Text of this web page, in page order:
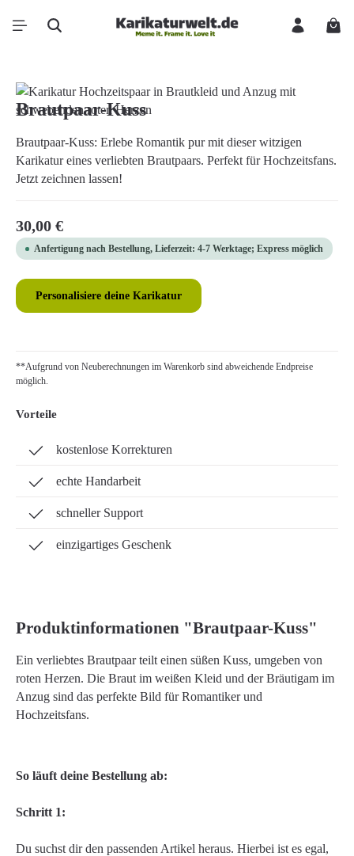
Zum Hauptinhalt springen
Bildergalerie überspringen
Brautpaar-Kuss
Brautpaar-Kuss: Erlebe Romantik pur mit dieser witzigen
Karikatur eines verliebten Brautpaars. Perfekt für Hochzeitsfans.
Jetzt zeichnen lassen!
Regulärer Preis:
30,00 €
Anfertigung nach Bestellung, Lieferzeit: 4-7 Werktage; Express möglich
Personalisiere deine Karikatur
**Aufgrund von Neuberechnungen im Warenkorb sind abweichende Endpreise
möglich.
Vorteile
kostenlose Korrekturen
echte Handarbeit
schneller Support
einzigartiges Geschenk
Produktinformationen "Brautpaar-Kuss"
Ein verliebtes Brautpaar teilt einen süßen Kuss, umgeben von
roten Herzen. Die Braut im weißen Kleid und der Bräutigam im
Anzug sind das perfekte Bild für Romantiker und
Hochzeitsfans.
So läuft deine Bestellung ab:
Schritt 1:
Du suchst dir den passenden Artikel heraus. Hierbei ist es egal,